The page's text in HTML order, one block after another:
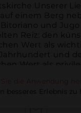
Unserer
einem Berg
und
Reiz: den
Wert als
und
Wert als
besseres Erlebnis zu